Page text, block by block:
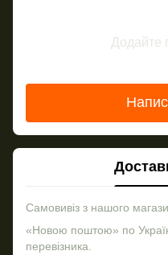
Додайте
Самовивіз з нашого
«Новою поштою» по
перевізника.